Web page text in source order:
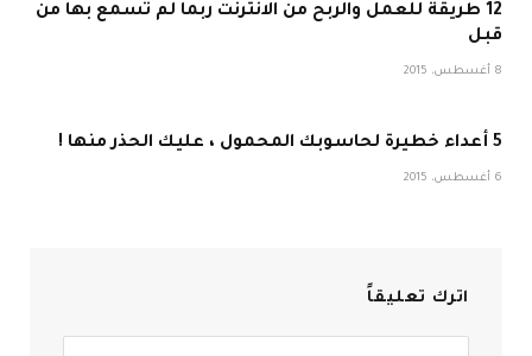
12 طريقة للعمل والربح من الانترنت ربما لم تسمع بها من
قبل
8 أغسطس، 2015
5 أعداء خطيرة لحاسوبك المحمول ، عليك الحذر منها !
6 أغسطس، 2015
اترك تعليقاً